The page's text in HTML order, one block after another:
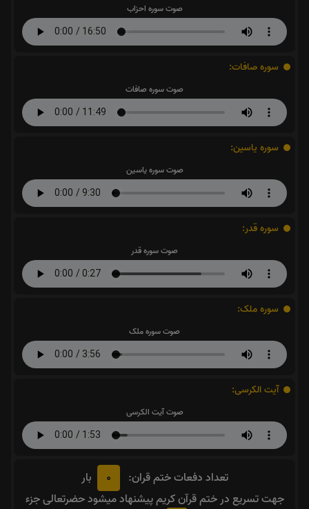
صوت سوره احزاب
سوره صافات:
صوت سوره صافات
سوره یاسین:
صوت سوره یاسین
سوره قدر:
صوت سوره قدر
سوره ملک:
صوت سوره ملک
آیت الکرسی:
صوت آیت الکرسی
تعداد دفعات ختم قران: 0
بار
جهت تسریع در ختم قرآن کریم پیشنهاد میشود حضرتعالی جزء